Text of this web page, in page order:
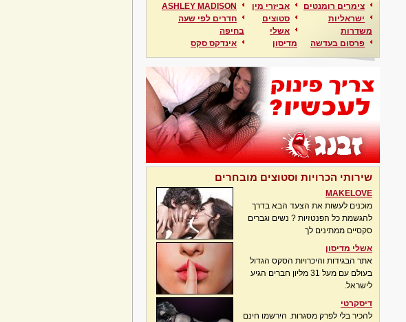
צימרים רומנטים
ישראליות
משדרות
פרסום בעדשה
אביזרי מין
סטוצים
אשלי
מדיסון
ASHLEY MADISON
חדרים לפי שעה
בחיפה
אינדקס סקס
שירותי הכרויות וסטוצים מובחרים
MAKELOVE
מוכנים לעשות את הצעד הבא בדרך
להגשמת כל הפנטזיות ? נשים וגברים
סקסיים ממתינים לך
אשלי מדיסון
אתר הבגידות והיכרויות הסקס הגדול
בעולם עם מעל 31 מליון חברים הגיע
לישראל.
דיסקרטי
להכיר בלי לפרק מסגרות. הירשמו חינם